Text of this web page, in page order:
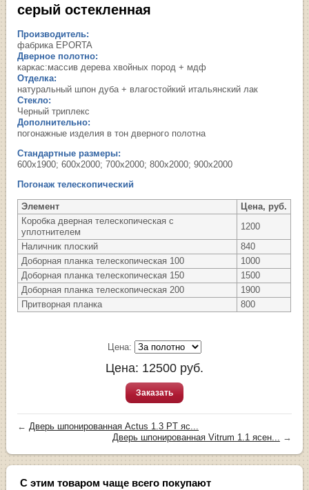
серый остекленная
Производитель:
фабрика EPORTA
Дверное полотно:
каркас:массив дерева хвойных пород + мдф
Отделка:
натуральный шпон дуба + влагостойкий итальянский лак
Стекло:
Черный триплекс
Дополнительно:
погонажные изделия в тон дверного полотна
Стандартные размеры:
600х1900; 600х2000; 700х2000; 800х2000; 900х2000
Погонаж телескопический
Элемент
Цена, руб.
Коробка дверная телескопическая с
уплотнителем
1200
Наличник плоский
840
Доборная планка телескопическая 100
1000
Доборная планка телескопическая 150
1500
Доборная планка телескопическая 200
1900
Притворная планка
800
Цена:
Цена: 12500 руб.
Заказать
← Дверь шпонированная Actus 1.3 PT яс...
Дверь шпонированная Vitrum 1.1 ясен...
→
С этим товаром чаще всего покупают